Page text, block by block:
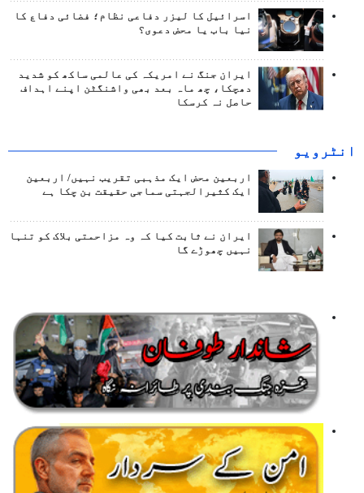
اسرائیل کا لیزر دفاعی نظام؛ فضائی دفاع کا
نیا باب یا محض دعوی؟
ایران جنگ نے امریکہ کی عالمی ساکھ کو شدید
دھچکا، چھ ماہ بعد بھی واشنگٹن اپنے اہداف
حاصل نہ کرسکا
انٹرويو
اربعین محض ایک مذہبی تقریب نہیں/ اربعین
ایک کثیرالجہتی سماجی حقیقت بن چکا ہے
ایران نے ثابت کیا کہ وہ مزاحمتی بلاک کو تنہا
نہیں چھوڑے گا